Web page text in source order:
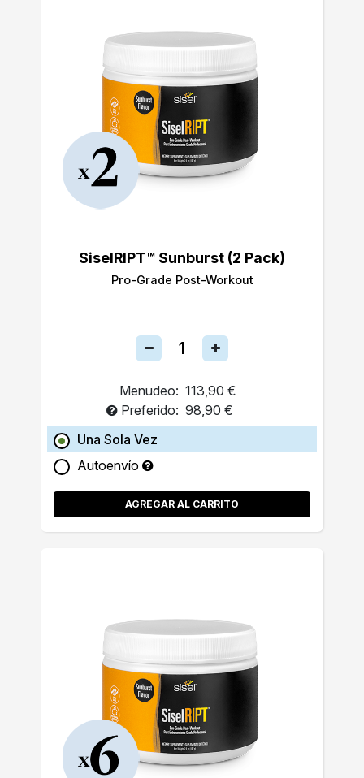
SiselRIPT™ Sunburst (2 Pack)
Pro-Grade Post-Workout
Menudeo: 113,90 €
Preferido: 98,90 €
Una Sola Vez
Autoenvío
AGREGAR AL CARRITO